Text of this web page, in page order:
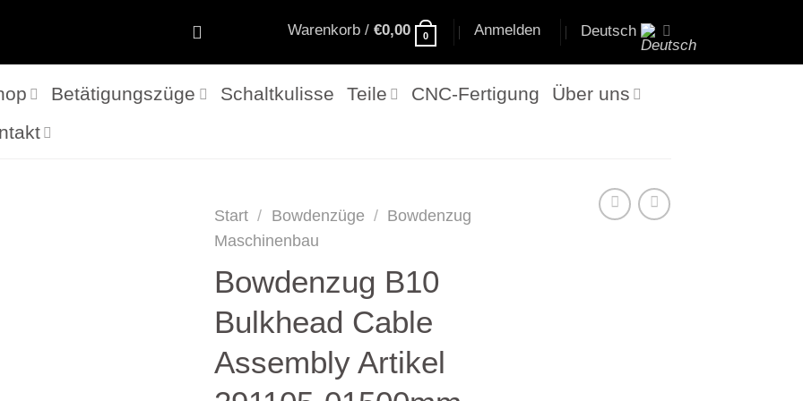
Warenkorb /€0,00 0 Anmelden Deutsch
Betätigungszüge Schaltkulisse Teile CNC-Fertigung
Über uns
Start / Bowdenzüge / Bowdenzug
Maschinenbau
Bowdenzug B10
Bulkhead Cable
Assembly Artikel